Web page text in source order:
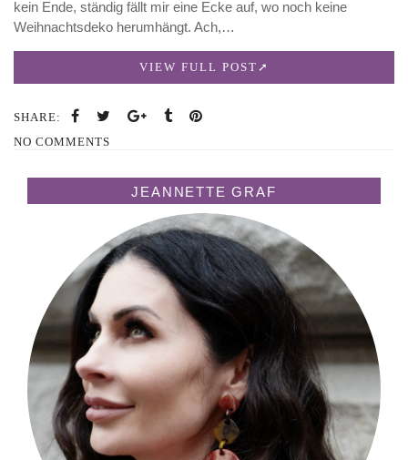
kein Ende, ständig fällt mir eine Ecke auf, wo noch keine
Weihnachtsdeko herumhängt. Ach,…
VIEW FULL POST
SHARE:
NO COMMENTS
JEANNETTE GRAF